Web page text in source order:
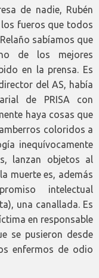
de nadie, Rubén
fueros que todos
sabíamos que
de los mejores
en la prensa. Es
del AS, había
de PRISA con
haya cosas que
coloridos a
inequívocamente
lanzan objetos al
muerte es, además
intelectual
una canallada. Es
en responsable
se pusieron desde
enfermos de odio